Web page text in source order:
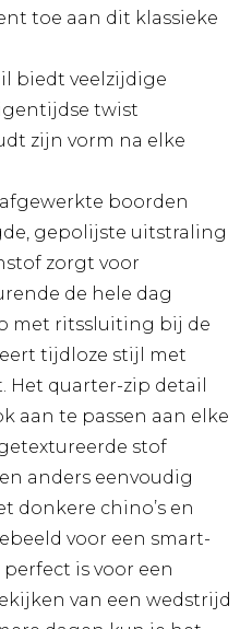
toe aan dit klassieke
biedt veelzijdige
twist
zijn vorm na elke
boorden
gepolijste uitstraling
zorgt voor
de hele dag
met ritssluiting bij de
tijdloze stijl met
quarter-zip detail
aan te passen aan elke
stof
anders eenvoudig
donkere chino’s en
voor een smart-
is voor een
van een wedstrijd